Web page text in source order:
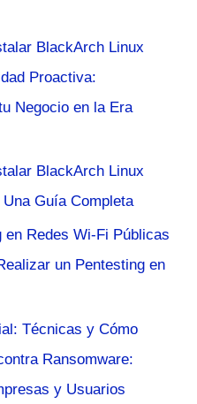
BlackArch Linux
Proactiva:
Negocio en la Era
BlackArch Linux
Guía Completa
Redes Wi-Fi Públicas
un Pentesting en
Técnicas y Cómo
Ransomware:
y Usuarios